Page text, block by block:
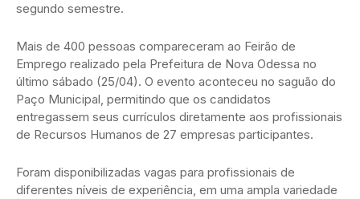
segundo semestre.
Mais de 400 pessoas compareceram ao Feirão de
Emprego realizado pela Prefeitura de Nova Odessa no
último sábado (25/04). O evento aconteceu no saguão do
Paço Municipal, permitindo que os candidatos
entregassem seus currículos diretamente aos profissionais
de Recursos Humanos de 27 empresas participantes.
Foram disponibilizadas vagas para profissionais de
diferentes níveis de experiência, em uma ampla variedade